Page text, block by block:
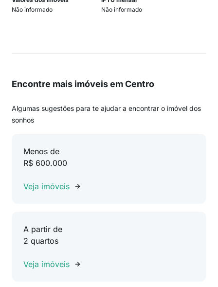
Não informado
Não informado
Encontre mais imóveis em Centro
Algumas sugestões para te ajudar a encontrar o imóvel dos
sonhos
Menos de
R$ 600.000
Veja imóveis
A partir de
2 quartos
Veja imóveis